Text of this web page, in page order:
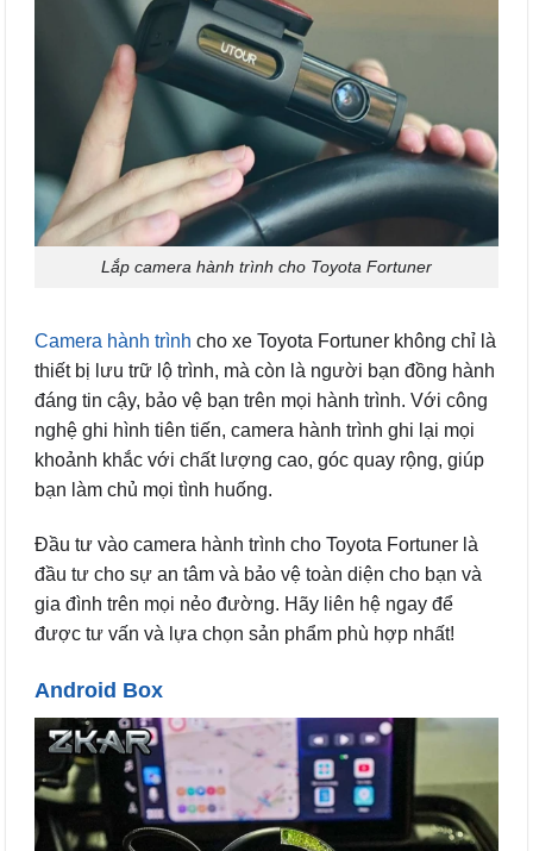
Lắp camera hành trình cho Toyota Fortuner
Camera hành trình cho xe Toyota Fortuner không chỉ là
thiết bị lưu trữ lộ trình, mà còn là người bạn đồng hành
đáng tin cậy, bảo vệ bạn trên mọi hành trình. Với công
nghệ ghi hình tiên tiến, camera hành trình ghi lại mọi
khoảnh khắc với chất lượng cao, góc quay rộng, giúp
bạn làm chủ mọi tình huống.
Đầu tư vào camera hành trình cho Toyota Fortuner là
đầu tư cho sự an tâm và bảo vệ toàn diện cho bạn và
gia đình trên mọi nẻo đường. Hãy liên hệ ngay để
được tư vấn và lựa chọn sản phẩm phù hợp nhất!
Android Box